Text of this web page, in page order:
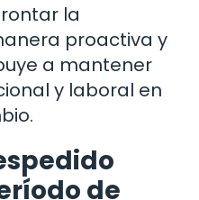
la
proactiva y
a mantener
y laboral en
de